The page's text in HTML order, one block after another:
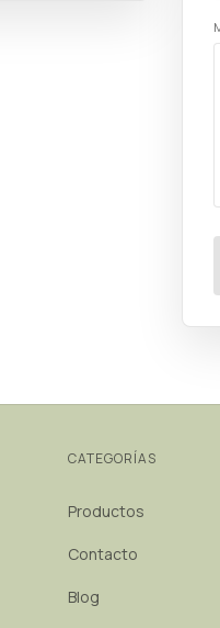
CATEGORÍAS
Productos
Contacto
Blog